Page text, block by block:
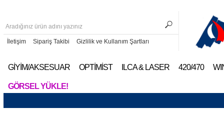
İletişim Sipariş Takibi Gizlilik ve Kullanım Şartları
GİYİM/AKSESUAR OPTİMİST ILCA & LASER 420/470
GÖRSEL YÜKLE!